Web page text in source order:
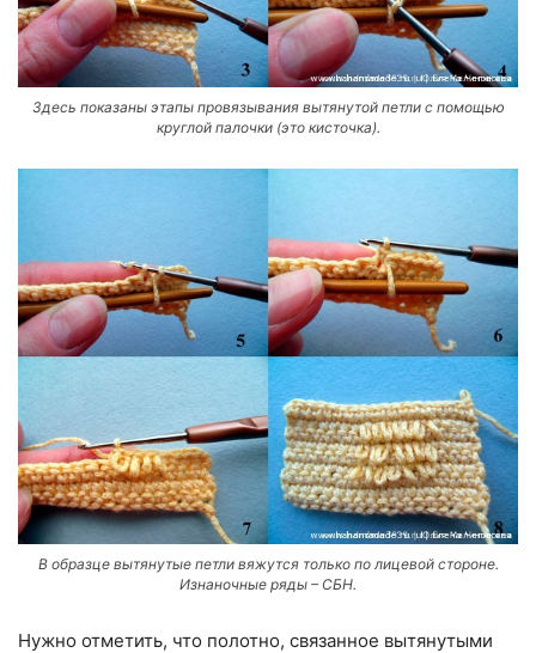
Здесь показаны этапы провязывания вытянутой петли с помощью
круглой палочки (это кисточка).
В образце вытянутые петли вяжутся только по лицевой стороне.
Изнаночные ряды – СБН.
Нужно отметить, что полотно, связанное вытянутыми